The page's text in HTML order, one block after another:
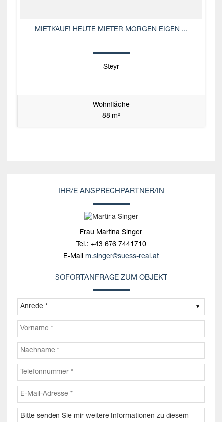
MIETKAUF! HEUTE MIETER MORGEN EIGEN ...
Steyr
Wohnfläche
88 m²
IHR/E ANSPRECHPARTNER/IN
Frau Martina Singer
Tel.: +43 676 7441710
E-Mail m.singer@suess-real.at
SOFORTANFRAGE ZUM OBJEKT